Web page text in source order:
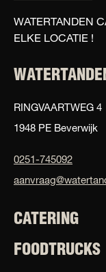
WATERTANDEN
ELKE LOCATIE !
RINGVAARTWEG 4
1948 PE Beverwijk
0251-745092
CATERING
FOODTRUCKS